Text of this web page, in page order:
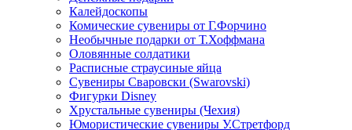
Калейдоскопы
Комические сувениры от Г.Форчино
Необычные подарки от Т.Хоффмана
Оловянные солдатики
Расписные страусиные яйца
Сувениры Сваровски (Swarovski)
Фигурки Disney
Хрустальные сувениры (Чехия)
Юмористические сувениры У.Стретфорд